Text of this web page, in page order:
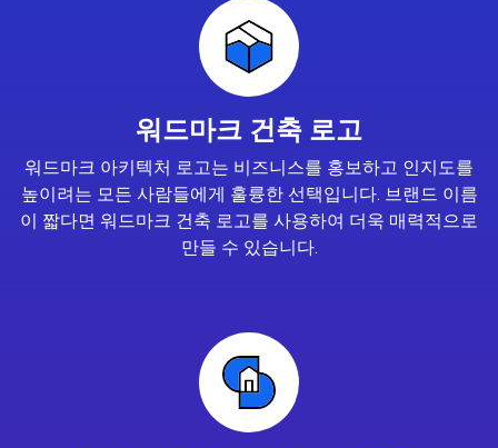
워드마크 건축 로고
워드마크 아키텍처 로고는 비즈니스를 홍보하고 인지도를
높이려는 모든 사람들에게 훌륭한 선택입니다. 브랜드 이름
이 짧다면 워드마크 건축 로고를 사용하여 더욱 매력적으로
만들 수 있습니다.